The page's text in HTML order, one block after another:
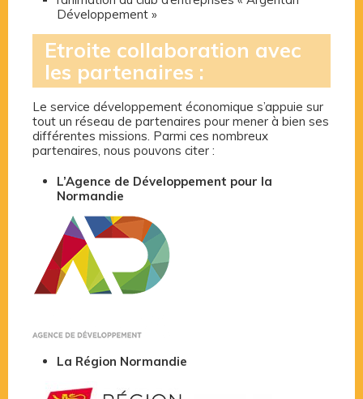
Développement »
Etroite collaboration avec
les partenaires :
Le service développement économique s’appuie sur
tout un réseau de partenaires pour mener à bien ses
différentes missions. Parmi ces nombreux
partenaires, nous pouvons citer :
L’Agence de Développement pour la
Normandie
La Région Normandie